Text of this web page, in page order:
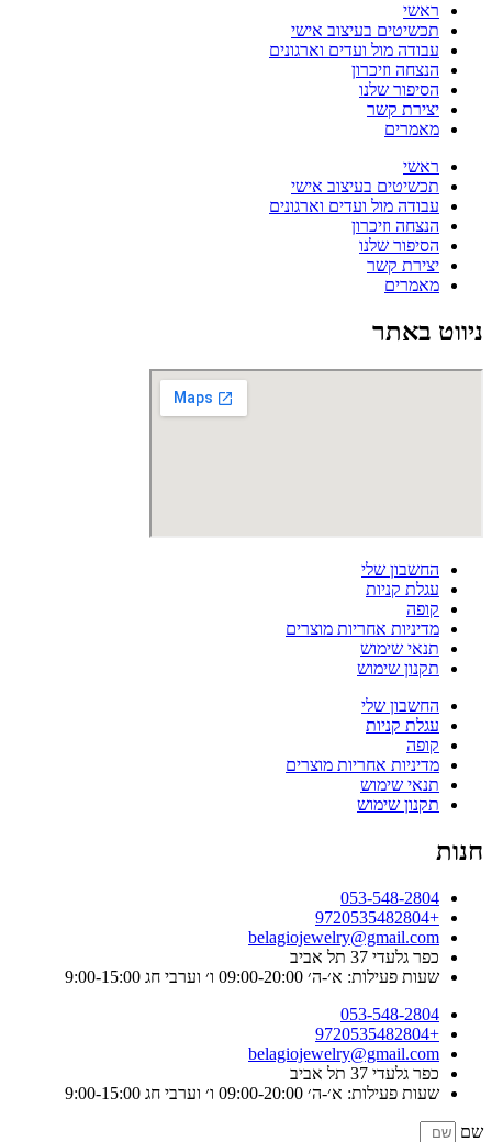
ראשי
תכשיטים בעיצוב אישי
עבודה מול ועדים וארגונים
הנצחה וזיכרון
הסיפור שלנו
יצירת קשר
מאמרים
ראשי
תכשיטים בעיצוב אישי
עבודה מול ועדים וארגונים
הנצחה וזיכרון
הסיפור שלנו
יצירת קשר
מאמרים
ניווט באתר
החשבון שלי
עגלת קניות
קופה
מדיניות אחריות מוצרים
תנאי שימוש
תקנון שימוש
החשבון שלי
עגלת קניות
קופה
מדיניות אחריות מוצרים
תנאי שימוש
תקנון שימוש
חנות
053-548-2804
+9720535482804
belagiojewelry@gmail.com
כפר גלעדי 37 תל אביב
שעות פעילות: א׳-ה׳ 09:00-20:00 ו׳ וערבי חג 9:00-15:00
053-548-2804
+9720535482804
belagiojewelry@gmail.com
כפר גלעדי 37 תל אביב
שעות פעילות: א׳-ה׳ 09:00-20:00 ו׳ וערבי חג 9:00-15:00
שם